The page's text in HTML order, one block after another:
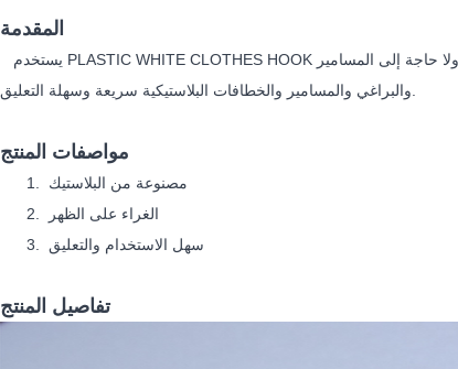
المقدمة
مواصفات المنتج
مصنوعة من البلاستيك
الغراء على الظهر
سهل الاستخدام والتعليق
تفاصيل المنتج